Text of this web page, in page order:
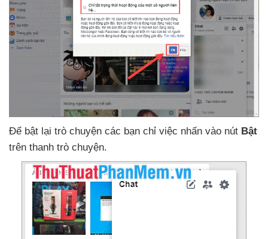
Để bật lại trò chuyện các bạn chỉ việc nhấn vào nút Bật
trên thanh trò chuyện.